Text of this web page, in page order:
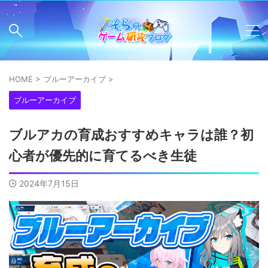
HOME > ブルーアーカイブ >
ブルーアーカイブ
ブルアカの育成おすすめキャラは誰？初
心者が優先的に育てるべき生徒
2024年7月15日